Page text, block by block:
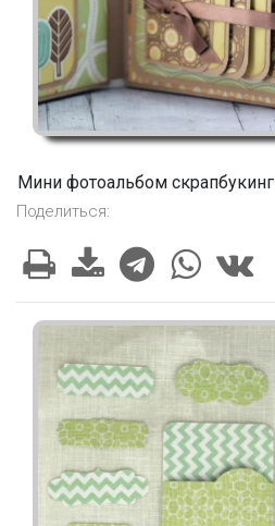
Мини фотоальбом скрапбукинг
Поделиться: